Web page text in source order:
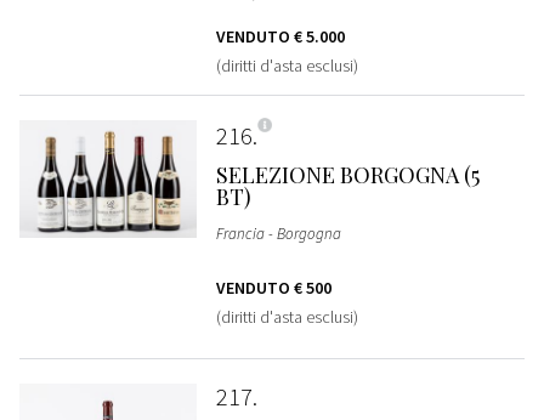
VENDUTO € 5.000
(diritti d'asta esclusi)
216
SELEZIONE BORGOGNA (5
BT)
Francia - Borgogna
VENDUTO € 500
(diritti d'asta esclusi)
217